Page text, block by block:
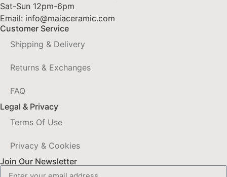
Sat-Sun 12pm-6pm
Email: info@maiaceramic.com
Customer Service
Shipping & Delivery
Returns & Exchanges
FAQ
Legal & Privacy
Terms Of Use
Privacy & Cookies
Join Our Newsletter